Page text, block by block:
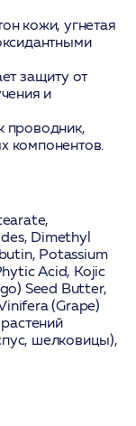
кожи, угнетая
защиту от
и
проводник,
компонентов.
Dimethyl
Potassium
Acid, Kojic
Seed Butter,
(Grape)
шелковицы),